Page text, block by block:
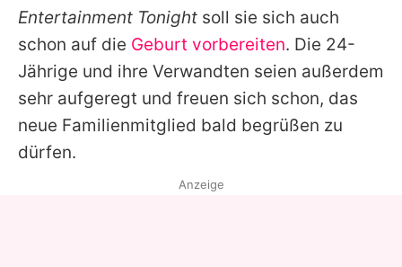
Entertainment Tonight soll sie sich auch
schon auf die Geburt vorbereiten. Die 24-
Jährige und ihre Verwandten seien außerdem
sehr aufgeregt und freuen sich schon, das
neue Familienmitglied bald begrüßen zu
dürfen.
Anzeige